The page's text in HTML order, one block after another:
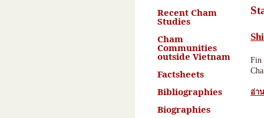
Recent Cham
Studies
Cham
Communities
outside Vietnam
Factsheets
Bibliographies
Biographies
Fin
อ่า